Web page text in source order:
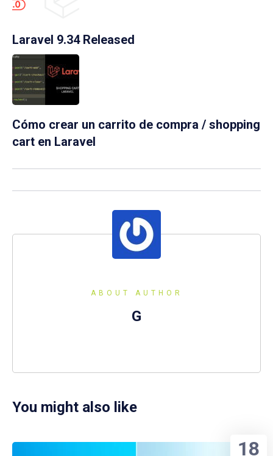
Laravel 9.34 Released
Cómo crear un carrito de compra / shopping
cart en Laravel
ABOUT AUTHOR
G
You might also like
18